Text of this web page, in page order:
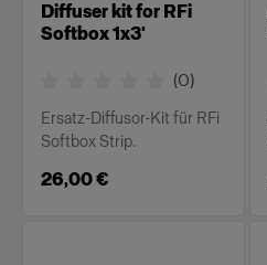
Diffuser kit for RFi
Softbox 1x3'
(0)
Ersatz-Diffusor-Kit für RFi
Softbox Strip.
26,00 €